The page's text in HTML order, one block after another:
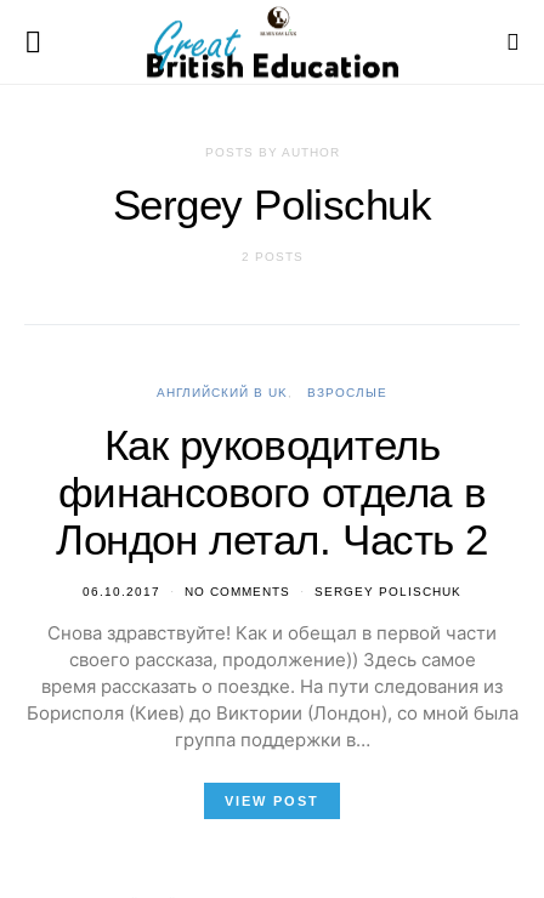
POSTS BY AUTHOR
Sergey Polischuk
2 POSTS
АНГЛИЙСКИЙ В UK ВЗРОСЛЫЕ
Как руководитель
финансового отдела в
Лондон летал. Часть 2
06.10.2017 NO COMMENTS SERGEY POLISCHUK
Снова здравствуйте! Как и обещал в первой части
своего рассказа, продолжение)) Здесь самое
время рассказать о поездке. На пути следования из
Борисполя (Киев) до Виктории (Лондон), со мной была
группа поддержки в…
VIEW POST